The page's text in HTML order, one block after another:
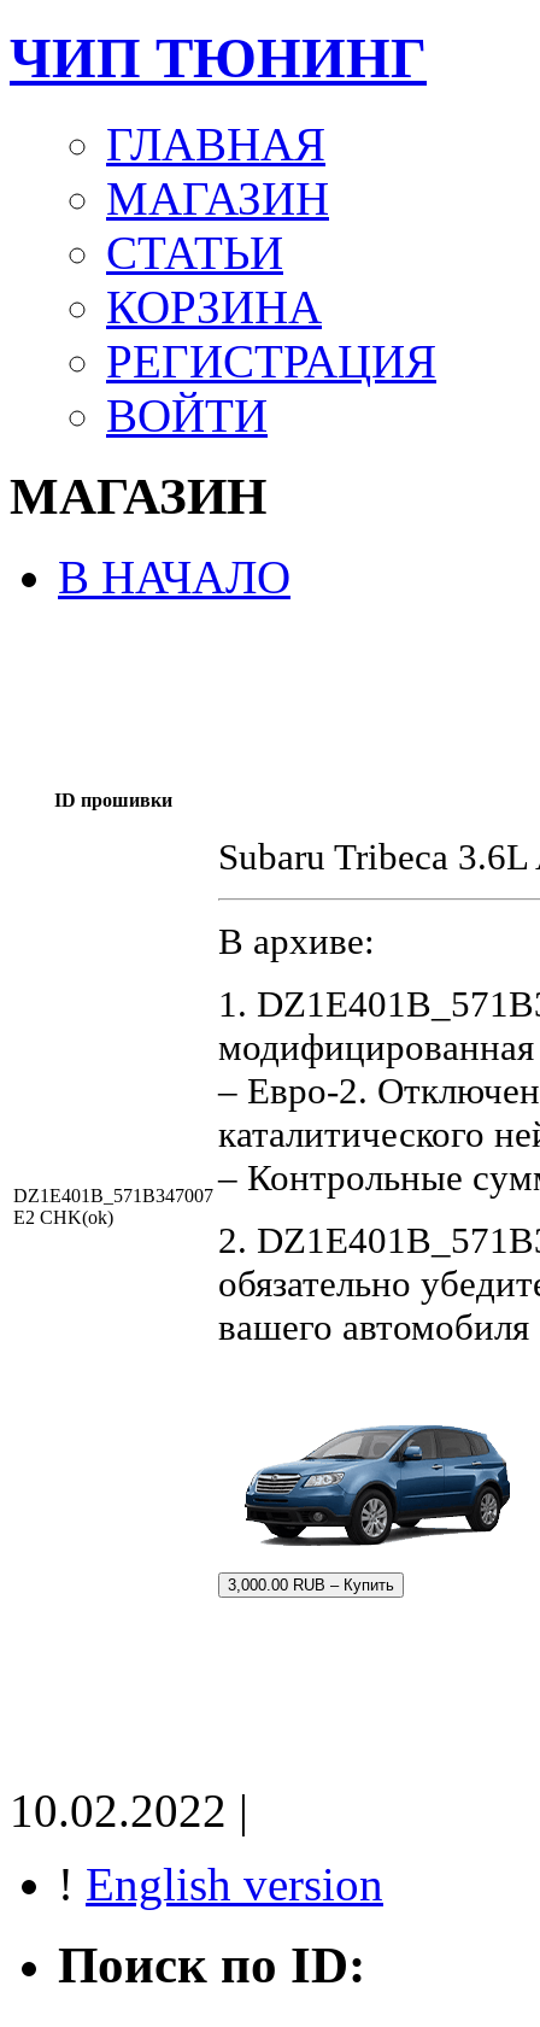
ЧИП ТЮНИНГ
ГЛАВНАЯ
МАГАЗИН
СТАТЬИ
КОРЗИНА
РЕГИСТРАЦИЯ
ВОЙТИ
МАГАЗИН
В НАЧАЛО
ID прошивки
DZ1E401B_571B347007
E2 CHK(ok)
Subaru Tribeca
В архиве:
1.
– Евро-2. Отключен
каталитического
– Контрольные
2.
обязательно
вашего автомобиля
3,000.00 RUB – Купить
10.02.2022 |
! English version
Поиск по ID: